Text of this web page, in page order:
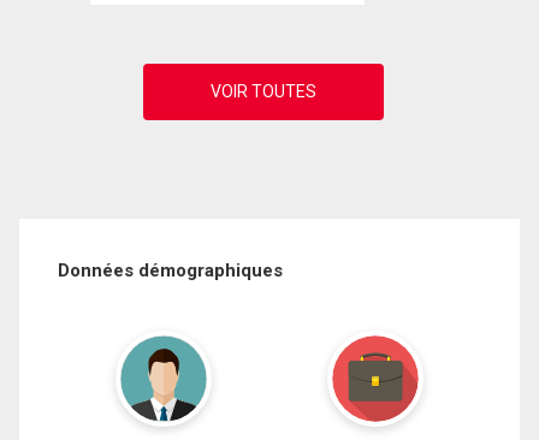
Données démographiques